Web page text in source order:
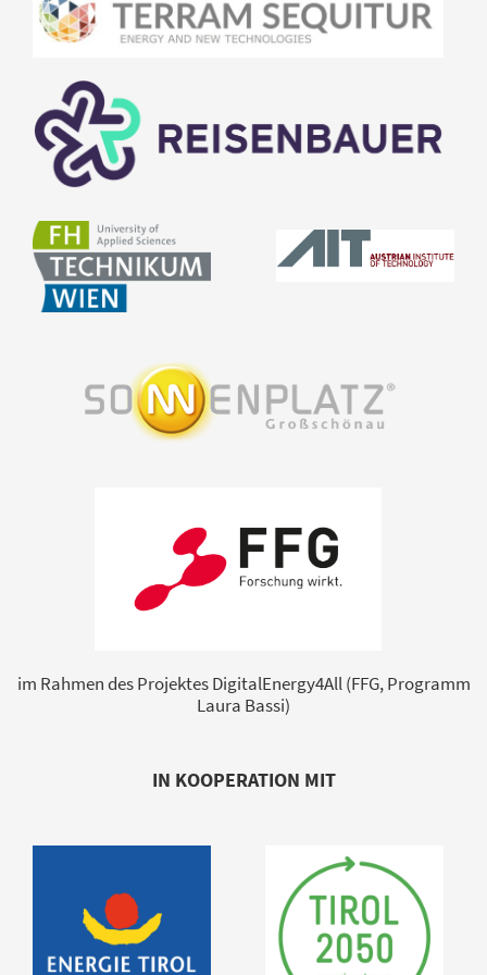
im Rahmen des Projektes DigitalEnergy4All (FFG, Programm
Laura Bassi)
IN KOOPERATION MIT